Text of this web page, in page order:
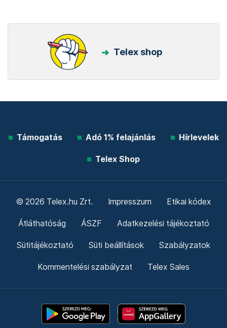
Telex shop
Támogatás Adó 1% felajánlás Hírlevelek
Telex Shop
© 2026 Telex.hu Zrt. Impresszum Etikai kódex
Átláthatóság ÁSZF Adatkezelési tájékoztató
Sütitájékoztató Süti beállítások Szabályzatok
Kommentelési szabályzat Telex Sales